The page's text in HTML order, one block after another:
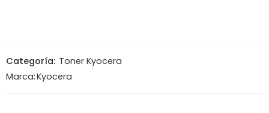
Categoría: Toner Kyocera
Marca:Kyocera